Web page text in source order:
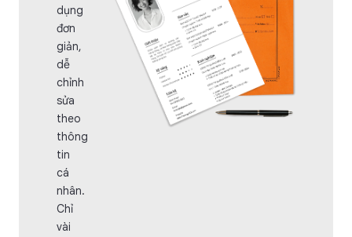
dụng
đơn
giản,
dễ
chỉnh
sửa
theo
thông
tin
cá
nhân.
Chỉ
vài